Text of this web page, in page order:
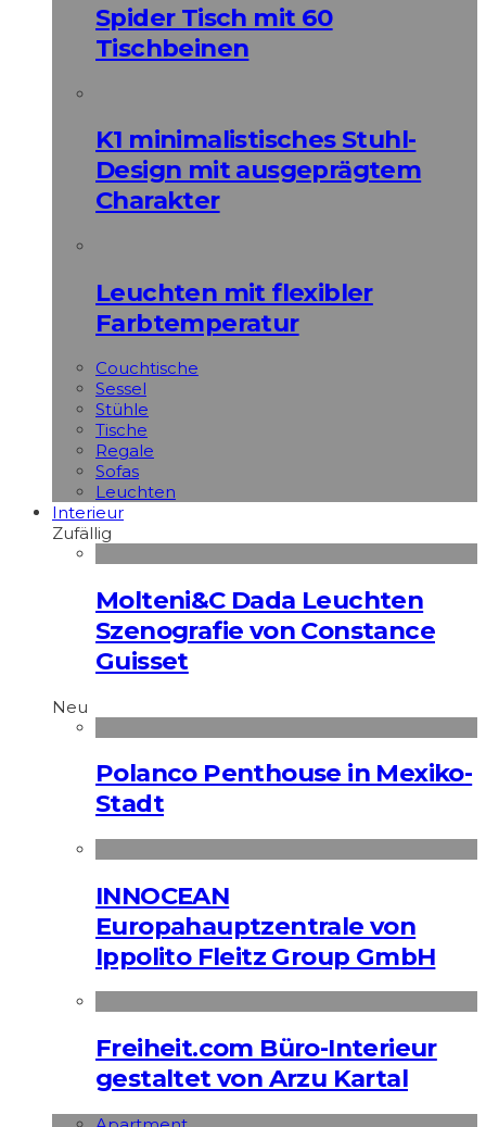
Spider Tisch mit 60
Tischbeinen
K1 minimalistisches Stuhl-
Design mit ausgeprägtem
Charakter
Leuchten mit flexibler
Farbtemperatur
Couchtische
Sessel
Stühle
Tische
Regale
Sofas
Leuchten
Interieur
Zufällig
Molteni&C Dada Leuchten
Szenografie von Constance
Guisset
Neu
Polanco Penthouse in Mexiko-
Stadt
INNOCEAN
Europahauptzentrale von
Ippolito Fleitz Group GmbH
Freiheit.com Büro-Interieur
gestaltet von Arzu Kartal